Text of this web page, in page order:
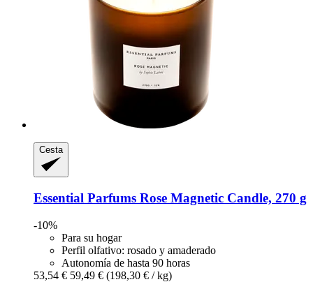
Cesta
Essential Parfums Rose Magnetic Candle, 270 g
-10%
Para su hogar
Perfil olfativo: rosado y amaderado
Autonomía de hasta 90 horas
53,54 € 59,49 € (198,30 € / kg)